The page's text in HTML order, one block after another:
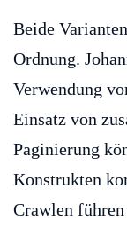
Beide
Ordnung.
Verwendung
Einsatz von
Paginierung
Konstrukten
Crawlen